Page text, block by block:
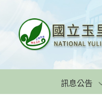
訊息公告